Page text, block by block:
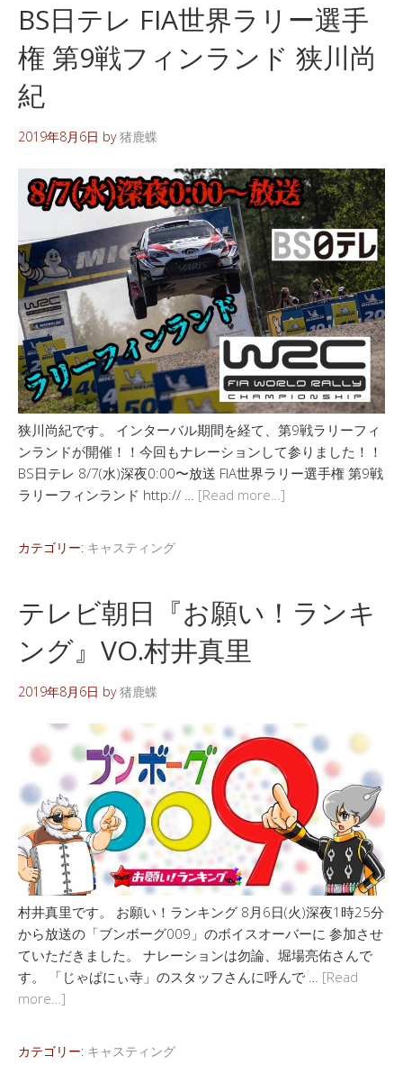
BS日テレ FIA世界ラリー選手
権 第9戦フィンランド 狭川尚
紀
2019年8月6日 by猪鹿蝶
狭川尚紀です。 インターバル期間を経て、第9戦ラリーフィ
ンランドが開催！！今回もナレーションして参りました！！
BS日テレ 8/7(水)深夜0:00〜放送 FIA世界ラリー選手権 第9戦
ラリーフィンランド http:// … [Read more…]
カテゴリー: キャスティング
テレビ朝日『お願い！ランキ
ング』VO.村井真里
2019年8月6日 by猪鹿蝶
村井真里です。 お願い！ランキング 8月6日(火)深夜1時25分
から放送の「ブンボーグ009」のボイスオーバーに 参加させ
ていただきました。 ナレーションは勿論、堀場亮佑さんで
す。 「じゃぱにぃ寺」のスタッフさんに呼んで … [Read
more…]
カテゴリー: キャスティング